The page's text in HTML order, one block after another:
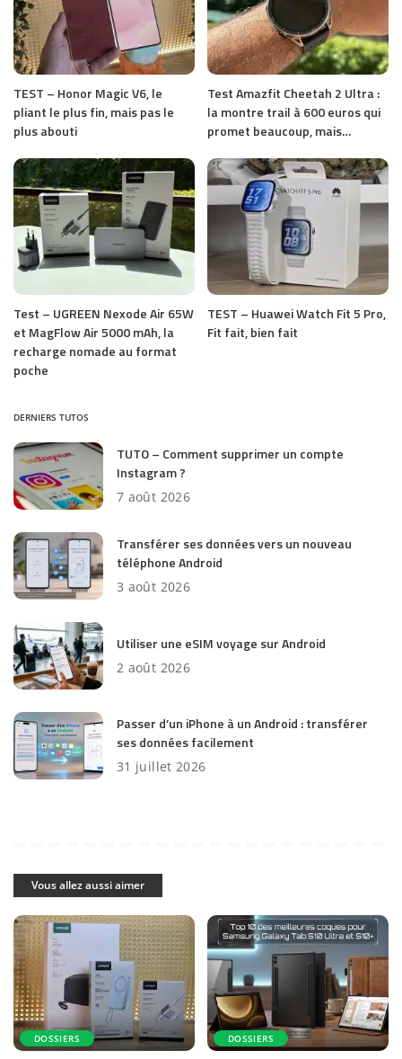
TEST – Honor Magic V6, le
pliant le plus fin, mais pas le
plus abouti
Test Amazfit Cheetah 2 Ultra :
la montre trail à 600 euros qui
promet beaucoup, mais…
Test – UGREEN Nexode Air 65W
et MagFlow Air 5000 mAh, la
recharge nomade au format
poche
TEST – Huawei Watch Fit 5 Pro,
Fit fait, bien fait
DERNIERS TUTOS
TUTO – Comment supprimer un compte
Instagram ?
7 août 2026
Transférer ses données vers un nouveau
téléphone Android
3 août 2026
Utiliser une eSIM voyage sur Android
2 août 2026
Passer d’un iPhone à un Android : transférer
ses données facilement
31 juillet 2026
Vous allez aussi aimer
DOSSIERS DOSSIERS